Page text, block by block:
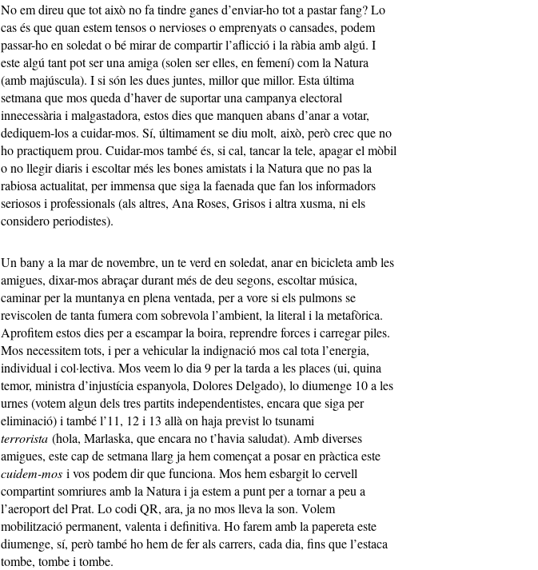
No em direu que tot això no fa tindre ganes d’enviar-ho tot a pastar fang? Lo
cas és que quan estem tensos o nervioses o emprenyats o cansades, podem
passar-ho en soledat o bé mirar de compartir l’aflicció i la ràbia amb algú. I
este algú tant pot ser una amiga (solen ser elles, en femení) com la Natura
(amb majúscula). I si són les dues juntes, millor que millor. Esta última
setmana que mos queda d’haver de suportar una campanya electoral
innecessària i malgastadora, estos dies que manquen abans d’anar a votar,
dediquem-los a cuidar-mos. Sí, últimament se diu molt, això, però crec que no
ho practiquem prou. Cuidar-mos també és, si cal, tancar la tele, apagar el mòbil
o no llegir diaris i escoltar més les bones amistats i la Natura que no pas la
rabiosa actualitat, per immensa que siga la faenada que fan los informadors
seriosos i professionals (als altres, Ana Roses, Grisos i altra xusma, ni els
considero periodistes).
Un bany a la mar de novembre, un te verd en soledat, anar en bicicleta amb les
amigues, dixar-mos abraçar durant més de deu segons, escoltar música,
caminar per la muntanya en plena ventada, per a vore si els pulmons se
reviscolen de tanta fumera com sobrevola l’ambient, la literal i la metafòrica.
Aprofitem estos dies per a escampar la boira, reprendre forces i carregar piles.
Mos necessitem tots, i per a vehicular la indignació mos cal tota l’energia,
individual i col·lectiva. Mos veem lo dia 9 per la tarda a les places (ui, quina
temor, ministra d’injustícia espanyola, Dolores Delgado), lo diumenge 10 a les
urnes (votem algun dels tres partits independentistes, encara que siga per
eliminació) i també l’11, 12 i 13 allà on haja previst lo tsunami
terrorista (hola, Marlaska, que encara no t’havia saludat). Amb diverses
amigues, este cap de setmana llarg ja hem començat a posar en pràctica este
cuidem-mos i vos podem dir que funciona. Mos hem esbargit lo cervell
compartint somriures amb la Natura i ja estem a punt per a tornar a peu a
l’aeroport del Prat. Lo codi QR, ara, ja no mos lleva la son. Volem
mobilització permanent, valenta i definitiva. Ho farem amb la papereta este
diumenge, sí, però també ho hem de fer als carrers, cada dia, fins que l’estaca
tombe, tombe i tombe.